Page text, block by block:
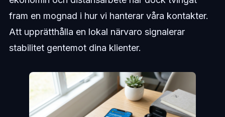
fram en mognad i hur vi hanterar våra kontakter.
Att upprätthålla en lokal närvaro signalerar
stabilitet gentemot dina klienter.